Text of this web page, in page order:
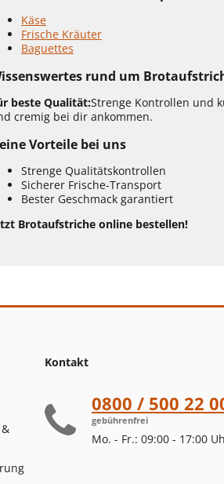
Käse
Frische Kräuter
Baguettes
rund um
beste Qualität:Strenge Kontrollen und
cremig bei dir ankommen.
Vorteile bei uns
Strenge Qualitätskontrollen
Sicherer Frische-Transport
Bester Geschmack garantiert
Brotaufstriche online bestellen!
Kontakt
0800 / 500 22
gebührenfrei
Mo. - Fr.: 09:00 - 17:00